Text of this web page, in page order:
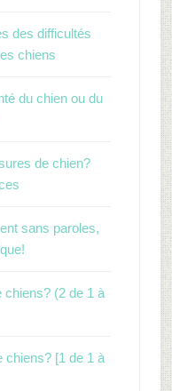
des difficultés
chiens
du chien ou du
de chien?
sans paroles,
chiens? (2 de 1 à
chiens? [1 de 1 à